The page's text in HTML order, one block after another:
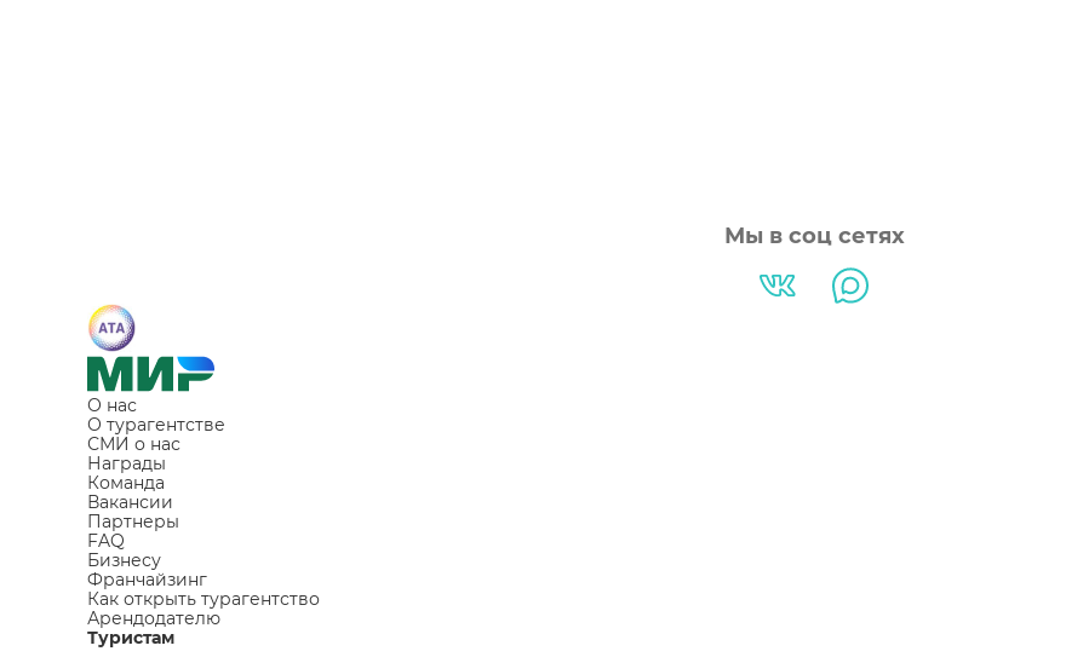
Мы в соц сетях
О нас
О турагентстве
СМИ о нас
Награды
Команда
Вакансии
Партнеры
FAQ
Бизнесу
Франчайзинг
Как открыть турагентство
Арендодателю
Туристам